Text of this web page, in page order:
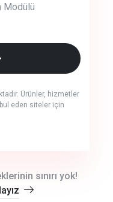
Modülü
Ürünler, hizmetler
eden siteler için
sınırı yok!